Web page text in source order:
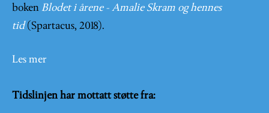
boken Blodet i årene - Amalie Skram og hennes
tid (Spartacus, 2018).
Les mer
Tidslinjen har mottatt støtte fra: